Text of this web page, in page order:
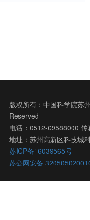
版权所有：中国科学院苏
Reserved
电话：0512-69588000
地址：苏州高新区科技城
苏ICP备16039565号
苏公网安备